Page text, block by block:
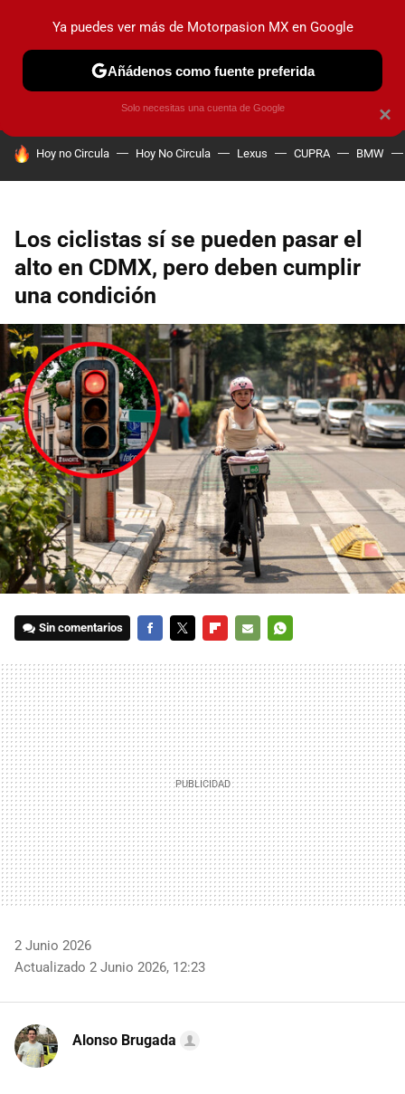
PRUEBAS INDUSTRIA HOY NO CIRCULA
HOY SE HABLA DE
Hoy no Circula Hoy No Circula Lexus CUPRA BMW
Los ciclistas sí se pueden pasar el
alto en CDMX, pero deben cumplir
una condición
Sin comentarios
MAIL
2 Junio 2026
Actualizado 2 Junio 2026, 12:23
Alonso Brugada
×
Ya puedes ver más de Motorpasion MX en Google
Añádenos como fuente preferida
Solo necesitas una cuenta de Google